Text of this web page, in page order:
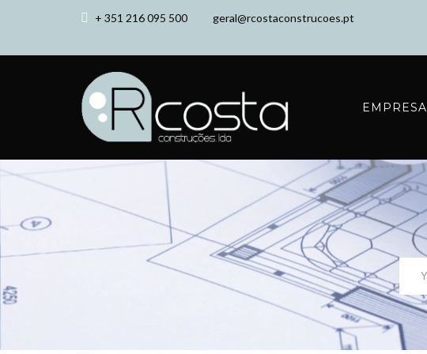
+ 351 216 095 500 geral@rcostaconstrucoes.pt
EMPRESA